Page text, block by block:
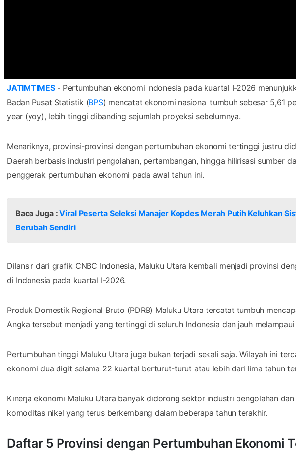
JATIMTIMES- Pertumbuhan ekonomi Indonesia pada kuartal I-2026
Badan Pusat Statistik (BPS) mencatat ekonomi nasional tumbuh sebesar 5,61
year (yoy), lebih tinggi dibanding sejumlah proyeksi sebelumnya.
Menariknya, provinsi-provinsi dengan pertumbuhan ekonomi tertinggi justru
Daerah berbasis industri pengolahan, pertambangan, hingga hilirisasi sumber
penggerak pertumbuhan ekonomi pada awal tahun ini.
Baca Juga :Viral Peserta Seleksi Manajer Kopdes Merah Putih Keluhkan
Berubah Sendiri
Dilansir dari grafik CNBC Indonesia, Maluku Utara kembali menjadi provinsi
di Indonesia pada kuartal I-2026.
Produk Domestik Regional Bruto (PDRB) Maluku Utara tercatat tumbuh
Angka tersebut menjadi yang tertinggi di seluruh Indonesia dan jauh
Pertumbuhan tinggi Maluku Utara juga bukan terjadi sekali saja. Wilayah ini
ekonomi dua digit selama 22 kuartal berturut-turut atau lebih dari lima tahun
Kinerja ekonomi Maluku Utara banyak didorong sektor industri pengolahan
komoditas nikel yang terus berkembang dalam beberapa tahun terakhir.
Daftar 5 Provinsi dengan Pertumbuhan Ekonomi